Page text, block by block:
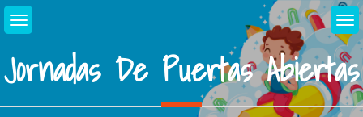
Jornadas De Puertas Abiertas